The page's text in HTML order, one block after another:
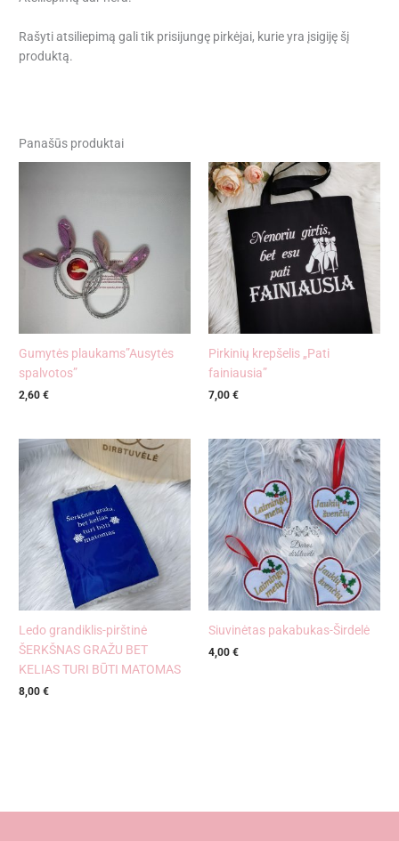
Rašyti atsiliepimą gali tik prisijungę pirkėjai, kurie yra įsigiję šį
produktą.
Panašūs produktai
Gumytės plaukams”Ausytės
spalvotos”
2,60€
Pirkinių krepšelis „Pati
fainiausia”
7,00 €
Ledo grandiklis-pirštinė
ŠERKŠNAS GRAŽU BET
KELIAS TURI BŪTI MATOMAS
8,00€
Siuvinėtas pakabukas-Širdelė
4,00 €